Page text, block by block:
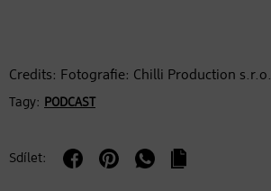
Credits: Fotografie: Chilli Production s.r.o.
Tagy: PODCAST
Sdílet: